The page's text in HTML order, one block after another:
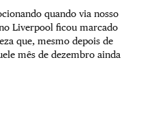
quando via nosso
Liverpool ficou marcado
que, mesmo depois de
mês de dezembro ainda